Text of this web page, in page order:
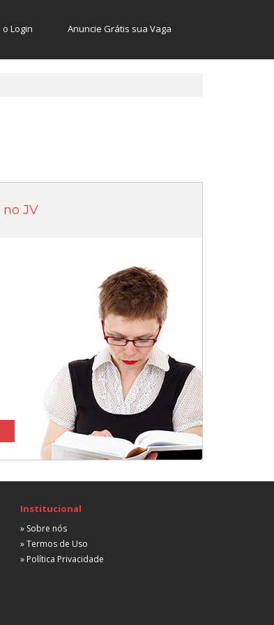
o Login Anuncie Grátis sua Vaga
JV
Institucional
» Sobre nós
» Termos de Uso
» Política Privacidade